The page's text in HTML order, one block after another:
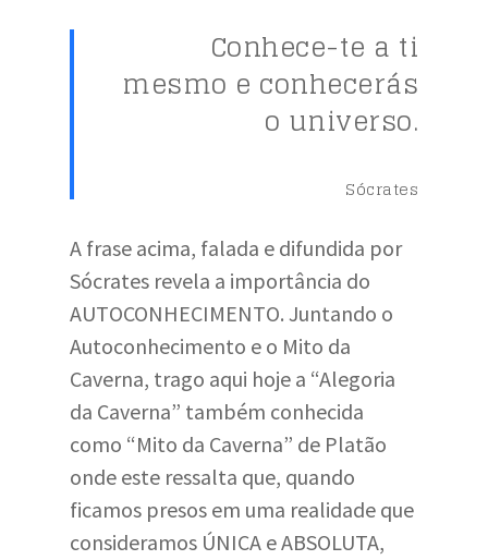
Conhece-te a ti
mesmo e conhecerás
o universo.
Sócrates
A frase acima, falada e difundida por
Sócrates revela a importância do
AUTOCONHECIMENTO. Juntando o
Autoconhecimento e o Mito da
Caverna, trago aqui hoje a “Alegoria
da Caverna” também conhecida
como “Mito da Caverna” de Platão
onde este ressalta que, quando
ficamos presos em uma realidade que
consideramos ÚNICA e ABSOLUTA,